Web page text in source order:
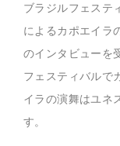
ブラジルフェステ
によるカポエイラ
のインタビューを
フェスティバルで
イラの演舞はユネ
す。